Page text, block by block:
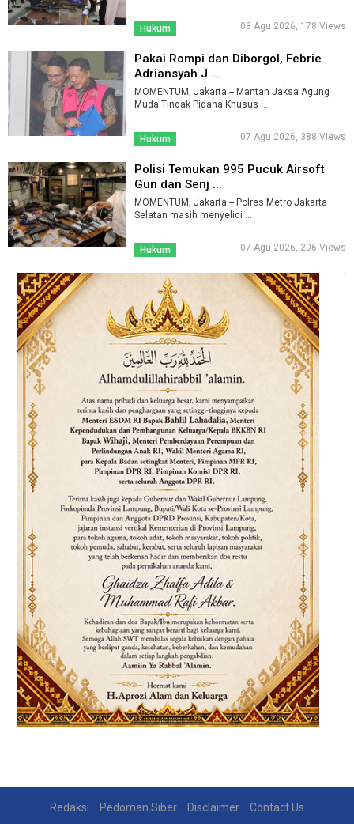
Hukum 08 Agu 2026, 178 Views
Pakai Rompi dan Diborgol, Febrie
Adriansyah J ...
MOMENTUM, Jakarta -- Mantan Jaksa Agung
Muda Tindak Pidana Khusus ...
Hukum 07 Agu 2026, 388 Views
Polisi Temukan 995 Pucuk Airsoft
Gun dan Senj ...
MOMENTUM, Jakarta -- Polres Metro Jakarta
Selatan masih menyelidi ...
Hukum 07 Agu 2026, 206 Views
Redaksi Pedoman Siber Disclaimer Contact Us